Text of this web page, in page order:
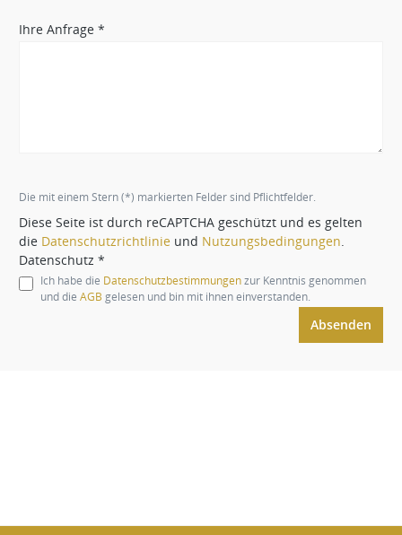
Ihre Anfrage *
Die mit einem Stern (*) markierten Felder sind Pflichtfelder.
Diese Seite ist durch reCAPTCHA geschützt und es gelten
die Datenschutzrichtlinie und Nutzungsbedingungen
Datenschutz *
Ich habe die Datenschutzbestimmungenzur Kenntnis genommen
und die AGB gelesen und bin mit ihnen einverstanden.
Absenden